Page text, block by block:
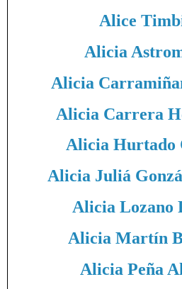
Alice
Alicia
Alicia
Alicia Carrera
Alicia Hurtado
Alicia Juliá
Alicia Lozano
Alicia Martín
Alicia Peña